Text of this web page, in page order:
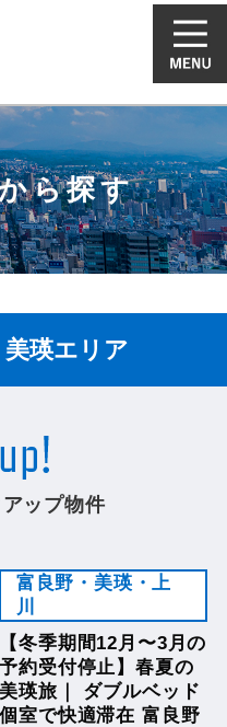
ら探す
瑛エリア
ップ物件
富良野・美瑛・上
川
【冬季期間12月〜3月の
予約受付停止】春夏の
美瑛旅｜ ダブルベッド
個室で快適滞在 富良野